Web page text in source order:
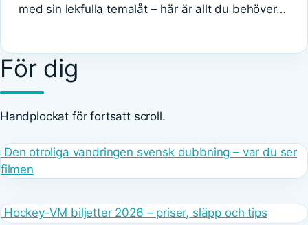
med sin lekfulla temalåt – här är allt du behöver…
För dig
Handplockat för fortsatt scroll.
Den otroliga vandringen svensk dubbning – var du ser
filmen
Hockey-VM biljetter 2026 – priser, släpp och tips